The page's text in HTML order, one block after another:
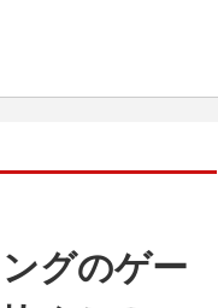
グのゲー